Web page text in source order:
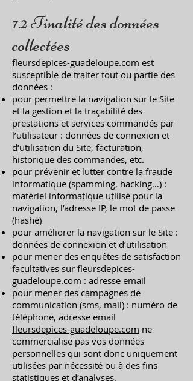
7.2 Finalité des données
collectées
fleursdepices-guadeloupe.com est
susceptible de traiter tout ou partie des
données :
pour permettre la navigation sur le Site
et la gestion et la traçabilité des
prestations et services commandés par
l’utilisateur : données de connexion et
d’utilisation du Site, facturation,
historique des commandes, etc.
pour prévenir et lutter contre la fraude
informatique (spamming, hacking…) :
matériel informatique utilisé pour la
navigation, l’adresse IP, le mot de passe
(hashé)
pour améliorer la navigation sur le Site :
données de connexion et d’utilisation
pour mener des enquêtes de satisfaction
facultatives sur fleursdepices-
guadeloupe.com : adresse email
pour mener des campagnes de
communication (sms, mail) : numéro de
téléphone, adresse email
fleursdepices-guadeloupe.com ne
commercialise pas vos données
personnelles qui sont donc uniquement
utilisées par nécessité ou à des fins
statistiques et d’analyses.